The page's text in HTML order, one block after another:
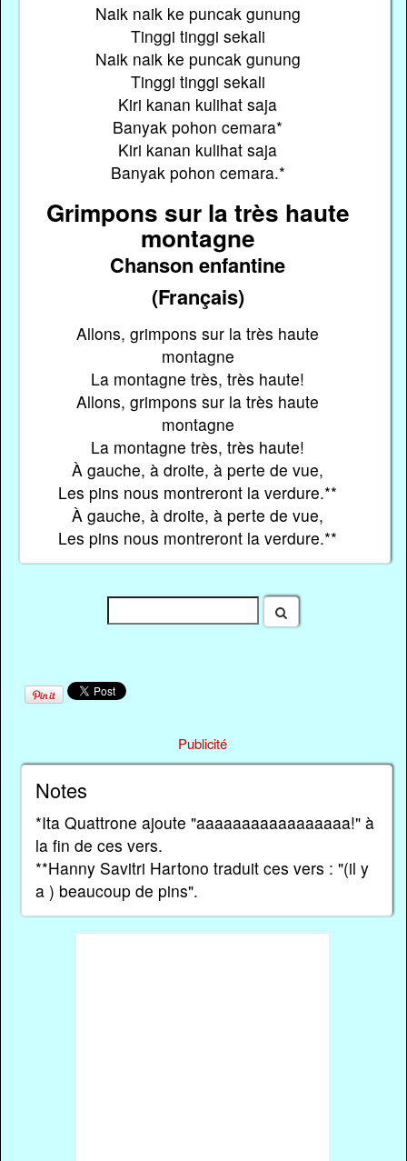
Naik naik ke puncak gunung
Tinggi tinggi sekali
Naik naik ke puncak gunung
Tinggi tinggi sekali
Kiri kanan kulihat saja
Banyak pohon cemara*
Kiri kanan kulihat saja
Banyak pohon cemara.*
Grimpons sur la très haute
montagne
Chanson enfantine
(Français)
Allons, grimpons sur la très haute
montagne
La montagne très, très haute!
Allons, grimpons sur la très haute
montagne
La montagne très, très haute!
À gauche, à droite, à perte de vue,
Les pins nous montreront la verdure.**
À gauche, à droite, à perte de vue,
Les pins nous montreront la verdure.**
Publicité
Notes
*Ita Quattrone ajoute "aaaaaaaaaaaaaaaaa!" à
la fin de ces vers.
**Hanny Savitri Hartono traduit ces vers : "(il y
a ) beaucoup de pins".